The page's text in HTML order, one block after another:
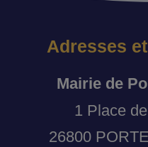
Adresses
Mairie de
1 Place
26800